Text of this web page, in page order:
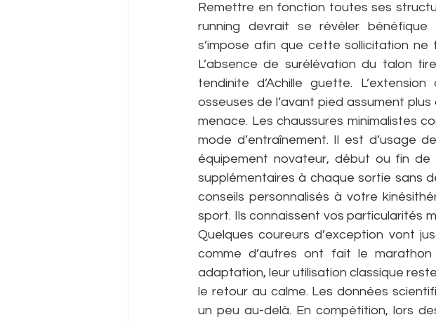
Remettre en fonction toutes ses
running devrait se révéler bénéfique
s’impose afin que cette sollicitation ne
L’absence de surélévation du talon
tendinite d’Achille guette.
osseuses de l’avant pied assument
menace. Les chaussures minimalistes
mode d’entraînement. Il est d’usage
équipement novateur, début ou fin de
supplémentaires à chaque sortie sans
conseils personnalisés à votre
sport. Ils connaissent vos particularités
Quelques coureurs d’exception vont
comme d’autres ont fait le
adaptation, leur utilisation classique
le retour au calme. Les données
un peu au-delà. En compétition, lors